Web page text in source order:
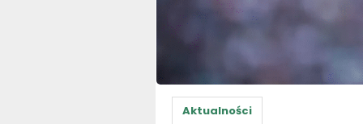
Aktualności